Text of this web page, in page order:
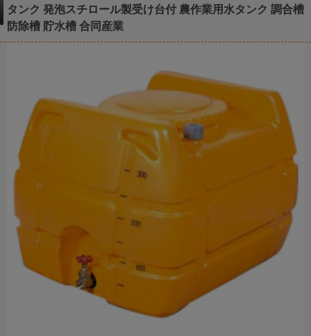
タンク 発泡スチロール製受け台付 農作業用水タンク 調合槽
防除槽 貯水槽 合同産業